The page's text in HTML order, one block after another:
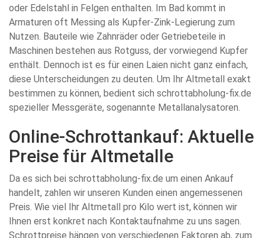
oder Edelstahl in Felgen enthalten. Im Bad kommt in
Armaturen oft Messing als Kupfer-Zink-Legierung zum
Nutzen. Bauteile wie Zahnräder oder Getriebeteile in
Maschinen bestehen aus Rotguss, der vorwiegend Kupfer
enthält. Dennoch ist es für einen Laien nicht ganz einfach,
diese Unterscheidungen zu deuten. Um Ihr Altmetall exakt
bestimmen zu können, bedient sich schrottabholung-fix.de
spezieller Messgeräte, sogenannte Metallanalysatoren.
Online-Schrottankauf: Aktuelle
Preise für Altmetalle
Da es sich bei schrottabholung-fix.de um einen Ankauf
handelt, zahlen wir unseren Kunden einen angemessenen
Preis. Wie viel Ihr Altmetall pro Kilo wert ist, können wir
Ihnen erst konkret nach Kontaktaufnahme zu uns sagen.
Schrottpreise hängen von verschiedenen Faktoren ab, zum